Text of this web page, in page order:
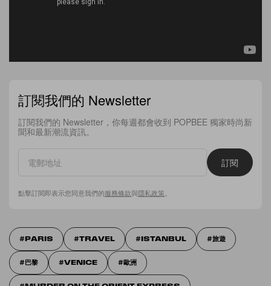
訂閱我們的 Newsletter
訂閱我們的 Newsletter，你每週都會收到 POPBEE 獨家時尚新
聞和最新潮流資訊。
訂閱
點擊訂閱即表示您同意我們的服務條款與隱私政策
PARIS TRAVEL ISTANBUL 旅遊
巴黎 VENICE 歐洲